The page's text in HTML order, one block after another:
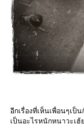
อีกเรื่องที่เห็นเพื่อนๆเ
เป็นอะไรหนักหนาวะเ